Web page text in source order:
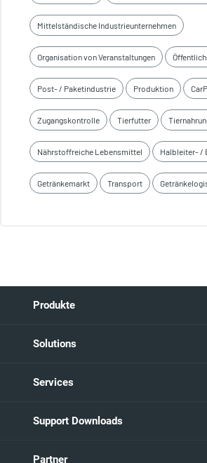
Mittelständische Industrieunternehmen
Organisation von Veranstaltungen
Post- / Paketindustrie Produktion
Zugangskontrolle Tierfutter
Nährstoffreiche Lebensmittel Halbleiter- /
Getränkemarkt Transport
Produkte
Solutions
Services
Support Downloads
Partner